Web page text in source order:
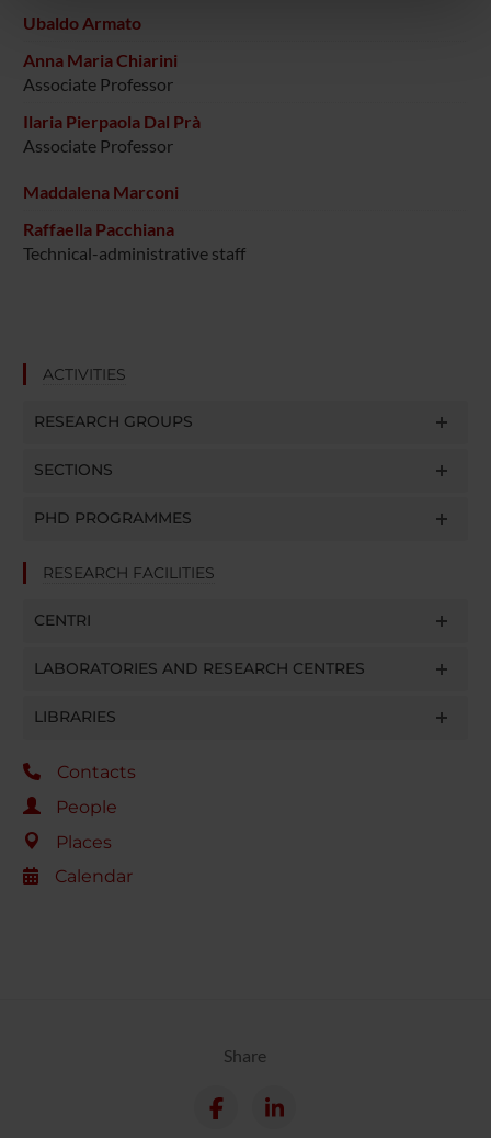
pubblicità e social media, i quali potrebbero combinarle
con altre informazioni che hai fornito loro o che hanno
raccolto dal tuo utilizzo dei loro servizi.
Ubaldo Armato
Anna Maria Chiarini
Associate Professor
Ilaria Pierpaola Dal Prà
Associate Professor
Maddalena Marconi
Raffaella Pacchiana
Technical-administrative staff
ACTIVITIES
RESEARCH GROUPS
SECTIONS
PHD PROGRAMMES
RESEARCH FACILITIES
CENTRI
LABORATORIES AND RESEARCH CENTRES
LIBRARIES
Contacts
People
Places
Calendar
Share